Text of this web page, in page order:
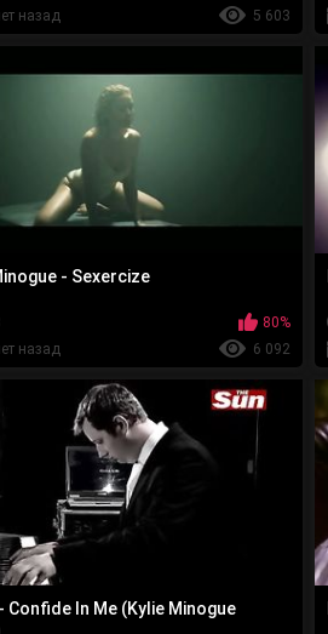
назад
5 603
- Sexercize
80%
назад
6 092
Confide In Me (Kylie Minogue